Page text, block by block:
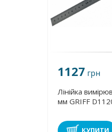
1127 грн
Лінійка
мм GRIFF
КУПИТИ